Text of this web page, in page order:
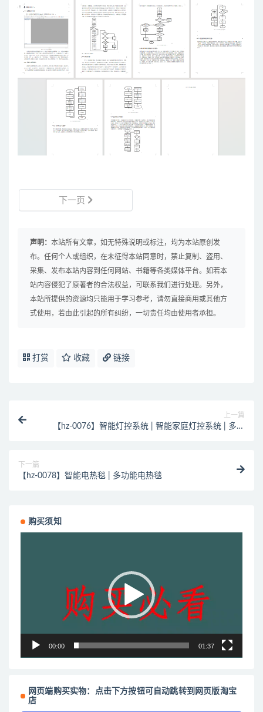
下一页
声明： 本站所有文章，如无特殊说明或标注，均为本站原创发
布。任何个人或组织，在未征得本站同意时，禁止复制、盗用、
采集、发布本站内容到任何网站、书籍等各类媒体平台。如若本
站内容侵犯了原著者的合法权益，可联系我们进行处理。另外，
本站所提供的资源均只能用于学习参考，请勿直接商用或其他方
式使用，若由此引起的所有纠纷，一切责任均由使用者承担。
打赏 收藏 链接
上一篇
【hz-0076】智能灯控系统 | 智能家庭灯控系统 | 多功
下一篇
【hz-0078】智能电热毯 | 多功能电热毯
购买须知
00:00 01:37
网页端购买实物：点击下方按钮可自动跳转到网页版淘宝
店